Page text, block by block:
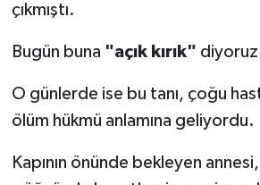
çıkmıştı.
Bugün buna "açık kırık"
O günlerde ise bu tanı, çoğu
ölüm hükmü anlamına geliyordu.
Kapının önünde bekleyen